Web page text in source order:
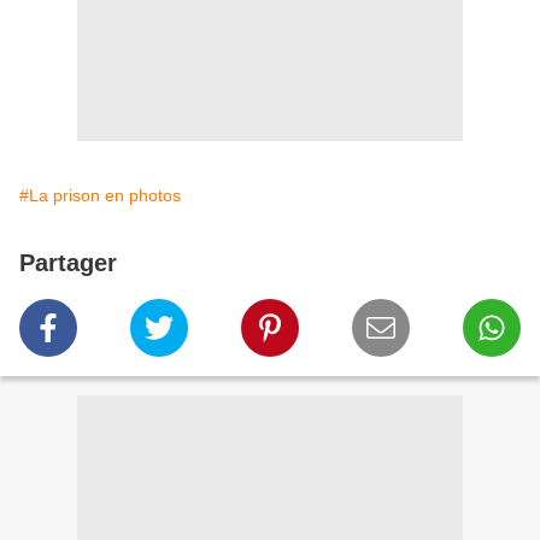
#La prison en photos
Partager